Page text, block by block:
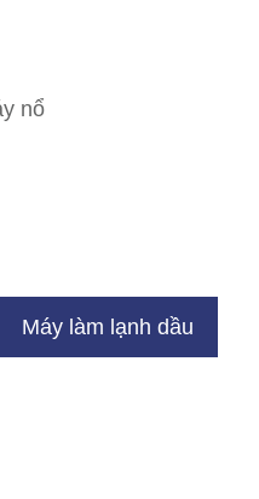
nổ
Máy làm lạnh dầu